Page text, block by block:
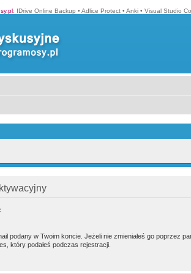
: IDrive Online Backup • Adlice Protect • Anki • Visual Studio
podany w Twoim koncie. Jeżeli nie zmieniałeś go poprzez
który podałeś podczas rejestracji.